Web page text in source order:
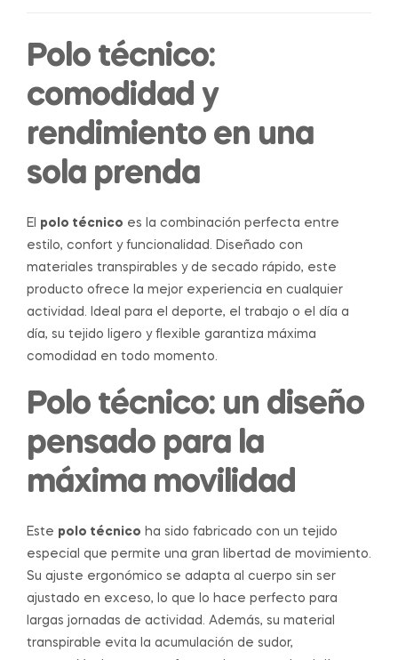
Polo técnico:
comodidad y
rendimiento en una
sola prenda
El polo técnico es la combinación perfecta entre
estilo, confort y funcionalidad. Diseñado con
materiales transpirables y de secado rápido, este
producto ofrece la mejor experiencia en cualquier
actividad. Ideal para el deporte, el trabajo o el día a
día, su tejido ligero y flexible garantiza máxima
comodidad en todo momento.
Polo técnico: un diseño
pensado para la
máxima movilidad
Este polo técnico ha sido fabricado con un tejido
especial que permite una gran libertad de movimiento.
Su ajuste ergonómico se adapta al cuerpo sin ser
ajustado en exceso, lo que lo hace perfecto para
largas jornadas de actividad. Además, su material
transpirable evita la acumulación de sudor,